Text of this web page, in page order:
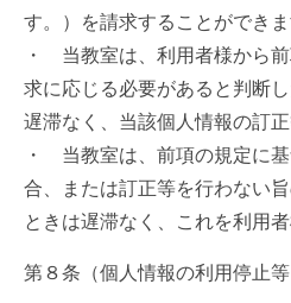
す。）を請求することができま
・ 当教室は、利用者様から
求に応じる必要があると判断し
遅滞なく、当該個人情報の訂
・ 当教室は、前項の規定に
合、または訂正等を行わない
ときは遅滞なく、これを利用者
第８条（個人情報の利用停止等